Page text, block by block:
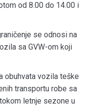
od 8.00 do 14.00 i
se odnosi na
sa GVW-om koji
obuhvata vozila teške
transportu robe sa
letnje sezone u